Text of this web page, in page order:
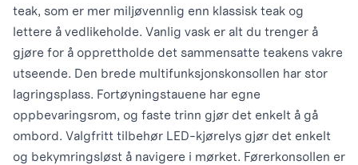
teak, som er mer miljøvennlig enn klassisk teak og
lettere å vedlikeholde. Vanlig vask er alt du trenger å
gjøre for å opprettholde det sammensatte teakens vakre
utseende. Den brede multifunksjonskonsollen har stor
lagringsplass. Fortøyningstauene har egne
oppbevaringsrom, og faste trinn gjør det enkelt å gå
ombord. Valgfritt tilbehør LED-kjørelys gjør det enkelt
og bekymringsløst å navigere i mørket. Førerkonsollen er